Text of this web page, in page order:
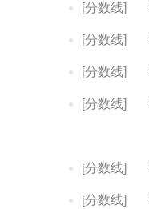
[分数线]
[分数线]
[分数线]
[分数线]
[分数线]
[分数线]